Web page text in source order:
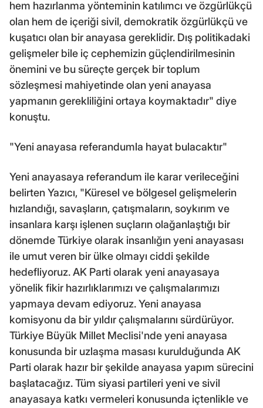
hem hazırlanma yönteminin katılımcı ve özgürlükçü
olan hem de içeriği sivil, demokratik özgürlükçü ve
kuşatıcı olan bir anayasa gereklidir. Dış politikadaki
gelişmeler bile iç cephemizin güçlendirilmesinin
önemini ve bu süreçte gerçek bir toplum
sözleşmesi mahiyetinde olan yeni anayasa
yapmanın gerekliliğini ortaya koymaktadır" diye
konuştu.
"Yeni anayasa referandumla hayat bulacaktır"
Yeni anayasaya referandum ile karar verileceğini
belirten Yazıcı, "Küresel ve bölgesel gelişmelerin
hızlandığı, savaşların, çatışmaların, soykırım ve
insanlara karşı işlenen suçların olağanlaştığı bir
dönemde Türkiye olarak insanlığın yeni anayasası
ile umut veren bir ülke olmayı ciddi şekilde
hedefliyoruz. AK Parti olarak yeni anayasaya
yönelik fikir hazırlıklarımızı ve çalışmalarımızı
yapmaya devam ediyoruz. Yeni anayasa
komisyonu da bir yıldır çalışmalarını sürdürüyor.
Türkiye Büyük Millet Meclisi'nde yeni anayasa
konusunda bir uzlaşma masası kurulduğunda AK
Parti olarak hazır bir şekilde anayasa yapım sürecini
başlatacağız. Tüm siyasi partileri yeni ve sivil
anayasaya katkı vermeleri konusunda içtenlikle ve